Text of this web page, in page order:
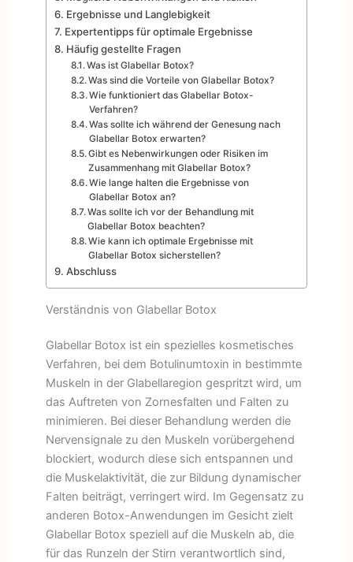
Ergebnisse und Langlebigkeit
Expertentipps für optimale Ergebnisse
Häufig gestellte Fragen
Was ist Glabellar Botox?
Was sind die Vorteile von Glabellar Botox?
Wie funktioniert das Glabellar Botox-
Verfahren?
Was sollte ich während der Genesung nach
Glabellar Botox erwarten?
Gibt es Nebenwirkungen oder Risiken im
Zusammenhang mit Glabellar Botox?
Wie lange halten die Ergebnisse von
Glabellar Botox an?
Was sollte ich vor der Behandlung mit
Glabellar Botox beachten?
Wie kann ich optimale Ergebnisse mit
Glabellar Botox sicherstellen?
Abschluss
Verständnis von Glabellar Botox
Glabellar Botox ist ein spezielles kosmetisches
Verfahren, bei dem Botulinumtoxin in bestimmte
Muskeln in der Glabellaregion gespritzt wird, um
das Auftreten von Zornesfalten und Falten zu
minimieren. Bei dieser Behandlung werden die
Nervensignale zu den Muskeln vorübergehend
blockiert, wodurch diese sich entspannen und
die Muskelaktivität, die zur Bildung dynamischer
Falten beiträgt, verringert wird. Im Gegensatz zu
anderen Botox-Anwendungen im Gesicht zielt
Glabellar Botox speziell auf die Muskeln ab, die
für das Runzeln der Stirn verantwortlich sind,